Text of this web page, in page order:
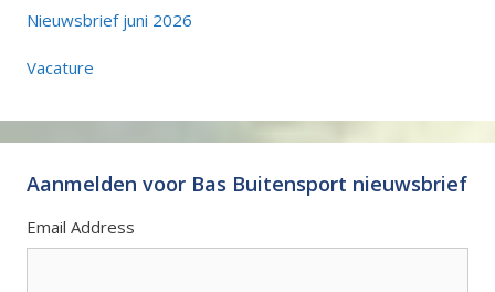
Nieuwsbrief juni 2026
Vacature
Aanmelden voor Bas Buitensport nieuwsbrief
Email Address